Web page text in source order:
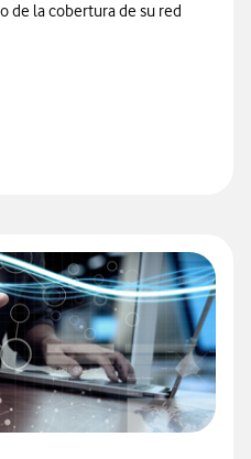
de la cobertura de su red